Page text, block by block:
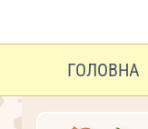
ГОЛОВНА